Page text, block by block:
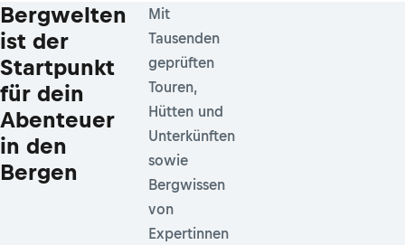
Bergwelten
ist der
Startpunkt
für dein
Abenteuer
in den
Bergen
Mit
Tausenden
geprüften
Touren,
Hütten und
Unterkünften
sowie
Bergwissen
von
Expertinnen